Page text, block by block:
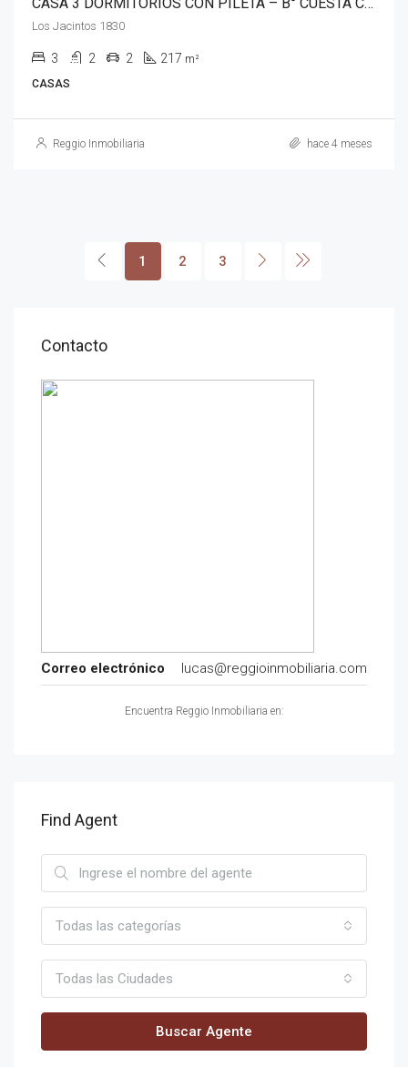
Los Jacintos 1830
3 2 2 217 m²
CASAS
Reggio Inmobiliaria hace 4 meses
1 2 3
Contacto
Correo electrónico lucas@reggioinmobiliaria.com
Encuentra Reggio Inmobiliaria en:
Find Agent
Todas las categorías
Todas las Ciudades
Buscar Agente